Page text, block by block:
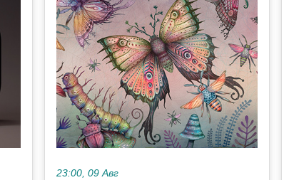
23:00, 09 Авг